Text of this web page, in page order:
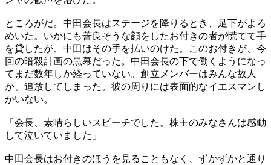
ところがだ。中田会長はステージを降りるとき、足下がよろ
めいた。いかにも善良そうな顔をしたお付きの者が慌てて手
を貸したが、中田はその手を払いのけた。このお付きが、今
回の暗殺計画の黒幕だった。中田会長の下で働くようになっ
てまだ数年しか経っていない。創立メンバーはみんな故人
か、追放してしまった。彼の周りには表面的なイエスマンし
かいない。
「会長、素晴らしいスピーチでした。株主のみなさんは感動
して泣いていました」
中田会長はお付きのほうを見ることもなく、ずかずかと通り